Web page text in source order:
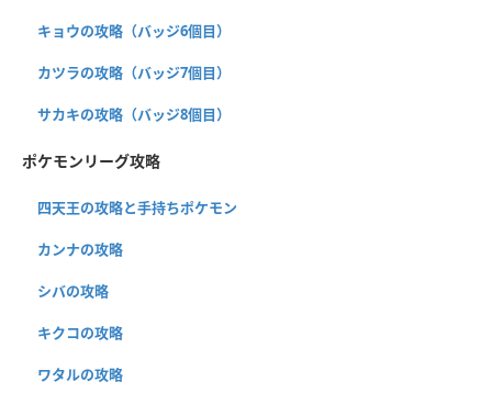
キョウの攻略（バッジ6個目）
カツラの攻略（バッジ7個目）
サカキの攻略（バッジ8個目）
ポケモンリーグ攻略
四天王の攻略と手持ちポケモン
カンナの攻略
シバの攻略
キクコの攻略
ワタルの攻略